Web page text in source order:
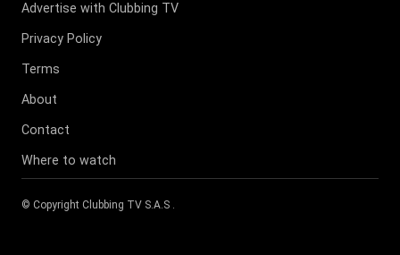
Advertise with Clubbing TV
Privacy Policy
Terms
About
Contact
Where to watch
© Copyright Clubbing TV S.A.S .